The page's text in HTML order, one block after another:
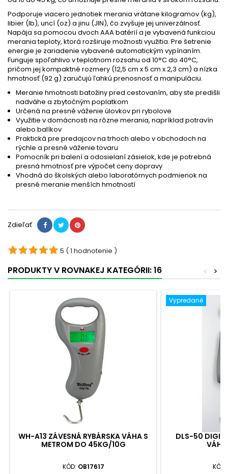
Podporuje viacero jednotiek merania vrátane kilogramov (kg),
libier (lb), uncí (oz) a jinu (JIN), čo zvyšuje jej univerzálnosť.
Napája sa pomocou dvoch AAA batérií a je vybavená funkciou
merania teploty, ktorá rozširuje možnosti využitia. Pre šetrenie
energie je zariadenie vybavené automatickým vypínaním.
Funguje spoľahlivo v teplotnom rozsahu od 10°C do 40°C,
pričom jej kompaktné rozmery (12,5 cm x 5 cm x 2,3 cm) a nízka
hmotnosť (92 g) zaručujú ľahkú prenosnosť a manipuláciu.
Meranie hmotnosti batožiny pred cestovaním, aby ste predišli
nadváhe a zbytočným poplatkom
Určená na presné váženie úlovkov pri rybolove
Využitie v domácnosti na rôzne merania, napríklad potravín
alebo balíkov
Praktická pre predajcov na trhoch alebo v obchodoch na
rýchle a presné váženie tovaru
Pomocník pri balení a odosielaní zásielok, kde je potrebná
presná hmotnosť pre výpočet ceny dopravy
Vhodná do školských alebo laboratórnych podmienok na
presné meranie menších hmotností
Zdieľať
5 ( 1 hodnotenie )
PRODUKTY V ROVNAKEJ KATEGÓRII: 16 >
<
WH-A13 ZÁVESNÁ RYBÁRSKA VÁHA S
METROM DO 45KG/10G
KÓD: OB17617
Vypredané
DLS-50
KÓD: